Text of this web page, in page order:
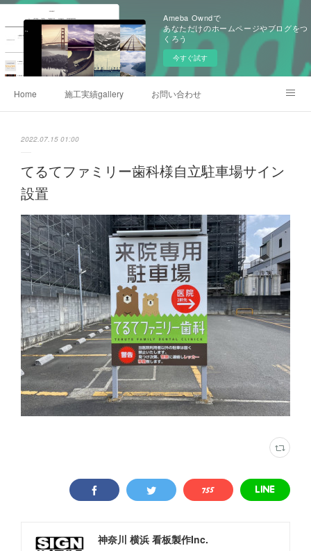
Ameba Owndで
あなただけのホームページやブログをつ
くろう
今すぐ試す
Home 施工実績gallery お問い合わせ
2022.07.15 01:00
てるてファミリー歯科様自立駐車場サイン
設置
神奈川 横浜 看板製作Inc.